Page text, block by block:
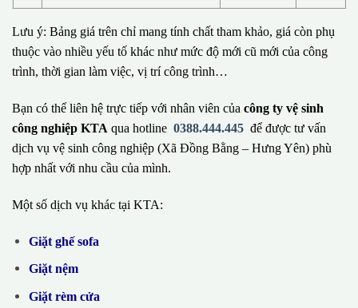
Lưu ý: Bảng giá trên chỉ mang tính chất tham khảo, giá còn phụ
thuộc vào nhiều yếu tố khác như mức độ mới cũ mới của công
trình, thời gian làm việc, vị trí công trình…
Bạn có thể liên hệ trực tiếp với nhân viên của công ty vệ sinh
công nghiệp KTA qua hotline 0388.444.445 để được tư vấn
dịch vụ vệ sinh công nghiệp (Xã Đồng Bằng – Hưng Yên) phù
hợp nhất với nhu cầu của mình.
Một số dịch vụ khác tại KTA:
Giặt ghế sofa
Giặt nệm
Giặt rèm cửa